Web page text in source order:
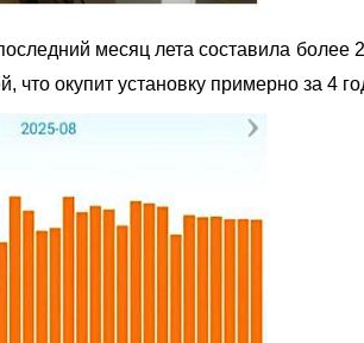
месяц лета составила более
что окупит установку примерно за 4